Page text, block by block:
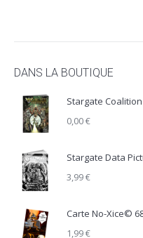
DANS LA BOUTIQUE
Stargate
0,00€
Stargate Data
3,99€
Carte No-Xice©
1,99€